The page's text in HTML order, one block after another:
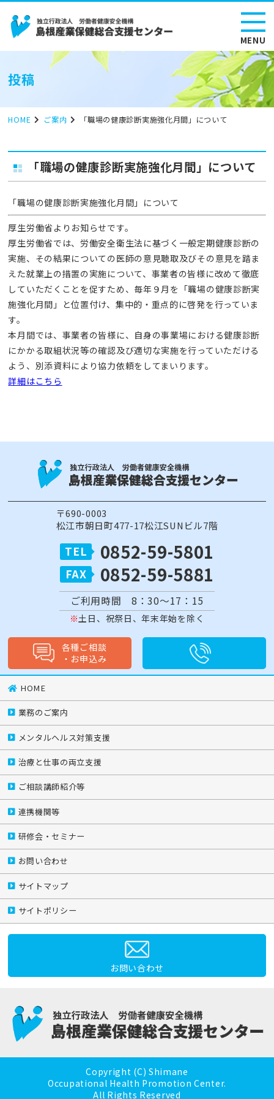
MENU
投稿
HOME ご案内 「職場の健康診断実施強化月間」について
「職場の健康診断実施強化月間」について
「職場の健康診断実施強化月間」について
厚生労働省よりお知らせです。
厚生労働省では、労働安全衛生法に基づく一般定期健康診断の
実施、その結果についての医師の意見聴取及びその意見を踏ま
えた就業上の措置の実施について、事業者の皆様に改めて徹底
していただくことを促すため、毎年９月を「職場の健康診断実
施強化月間」と位置付け、集中的・重点的に啓発を行っていま
す。
本月間では、事業者の皆様に、自身の事業場における健康診断
にかかる取組状況等の確認及び適切な実施を行っていただける
よう、別添資料により協力依頼をしてまいります。
詳細はこちら
〒690-0003
松江市朝日町477-17松江SUNビル7階
0852-59-5801
0852-59-5881
ご利用時間 8：30～17：15
土日、祝祭日、年末年始を除く
各種ご相談
・ お申込み
HOME
業務のご案内
メンタルヘルス対策支援
治療と仕事の両立支援
ご相談講師紹介等
連携機関等
研修会・セミナー
お問い合わせ
サイトマップ
サイトポリシー
お問い合わせ
Copyright (C) Shimane
Occupational Health Promotion Center.
All Rights Reserved